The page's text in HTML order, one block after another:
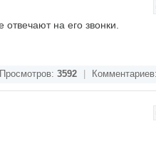
на его звонки.
Просмотров: 3592 Комментариев: